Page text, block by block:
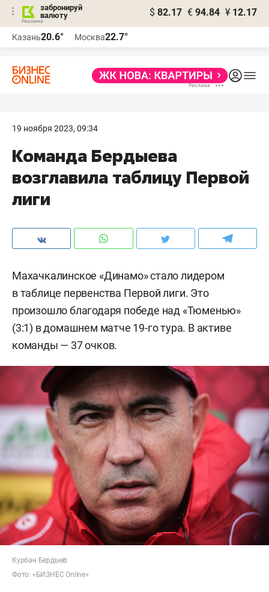
забронируй
валюту
$ 82.17 € 94.84 ¥ 12.17
Казань20.6° Москва22.7°
19 ноября 2023, 09:34
Команда Бердыева
возглавила таблицу Первой
лиги
Махачкалинское «Динамо» стало лидером
в таблице первенства Первой лиги. Это
произошло благодаря победе над «Тюменью»
(3:1) в домашнем матче 19-го тура. В активе
команды — 37 очков.
Курбан Бердыев
Фото: «БИЗНЕС Online»